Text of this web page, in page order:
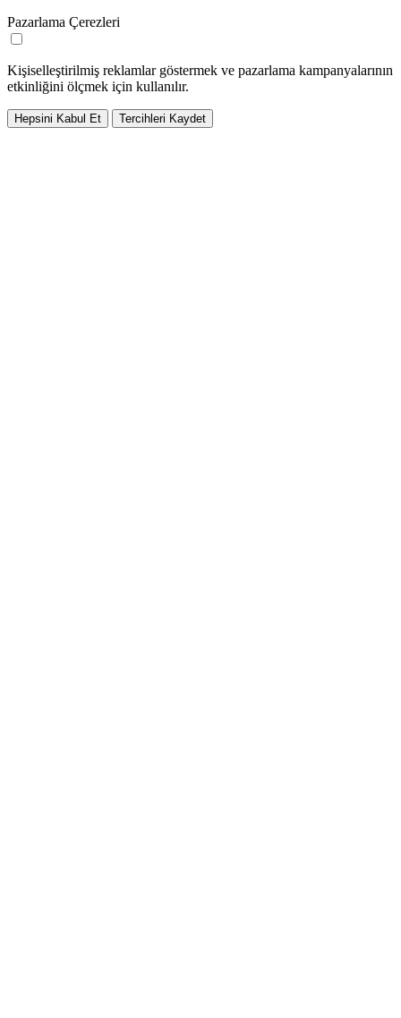
Pazarlama Çerezleri
Kişiselleştirilmiş reklamlar göstermek ve pazarlama kampanyalarının
etkinliğini ölçmek için kullanılır.
Hepsini Kabul Et Tercihleri Kaydet